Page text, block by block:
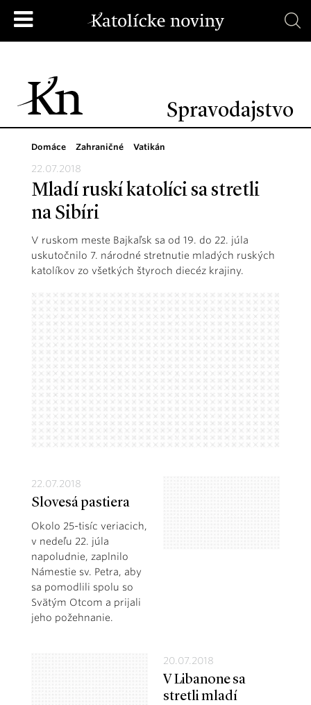
Spravodajstvo
Domáce Zahraničné Vatikán
22.07.2018
Mladí ruskí katolíci sa stretli
na Sibíri
V ruskom meste Bajkaľsk sa od 19. do 22. júla
uskutočnilo 7. národné stretnutie mladých ruských
katolíkov zo všetkých štyroch diecéz krajiny.
22.07.2018
Slovesá pastiera
Okolo 25-tisíc veriacich,
v nedeľu 22. júla
napoludnie, zaplnilo
Námestie sv. Petra, aby
sa pomodlili spolu so
Svätým Otcom a prijali
jeho požehnanie.
20.07.2018
V Libanone sa
stretli mladí